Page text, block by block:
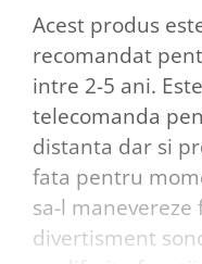
Acest produs
recomandat
intre 2-5 ani.
telecomanda
distanta dar si
fata pentru
sa-l manevereze
divertisment